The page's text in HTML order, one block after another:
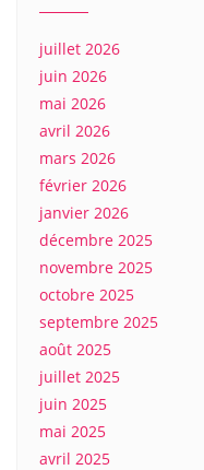
juillet 2026
juin 2026
mai 2026
avril 2026
mars 2026
février 2026
janvier 2026
décembre 2025
novembre 2025
octobre 2025
septembre 2025
août 2025
juillet 2025
juin 2025
mai 2025
avril 2025